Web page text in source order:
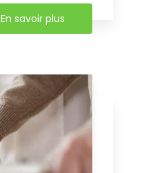
En savoir plus